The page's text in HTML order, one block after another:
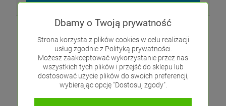
przewodowy SBUS - 24V - PS-06m - Sinum
Dbamy o Twoją prywatność
Strona korzysta z plików cookies w celu realizacji
usług zgodnie z Polityką prywatności.
Możesz zaakceptować wykorzystanie przez nas
wszystkich tych plików i przejść do sklepu lub
dostosować użycie plików do swoich preferencji,
wybierając opcję "Dostosuj zgody".